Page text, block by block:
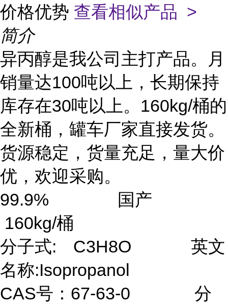
价格优势 查看相似产品 >
简介
异丙醇是我公司主打产品。月
销量达100吨以上，长期保持
库存在30吨以上。160kg/桶的
全新桶，罐车厂家直接发货。
货源稳定，货量充足，量大价
优，欢迎采购。
99.9% 国产
160kg/桶
分子式:
C3H8O 英文
名称:Isopropanol
CAS号：67-63-0 分